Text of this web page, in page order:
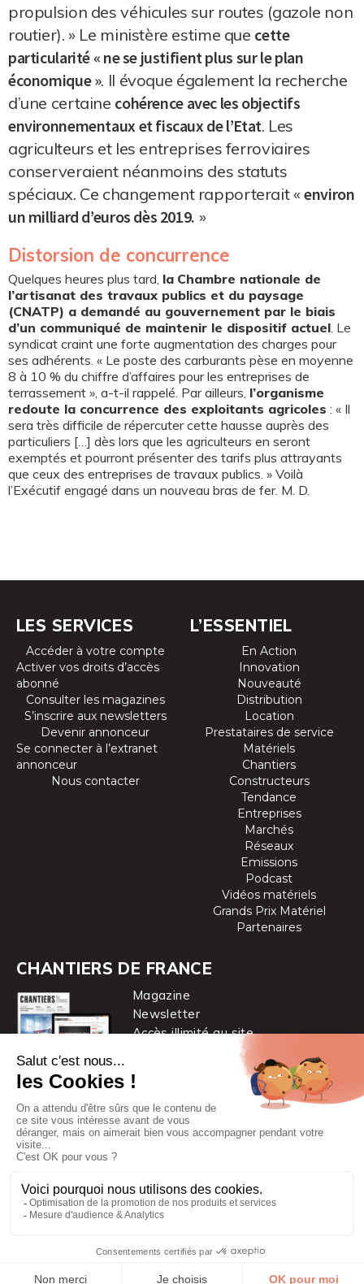
propulsion des véhicules sur routes (gazole non
routier). » Le ministère estime que cette
particularité « ne se justifient plus sur le plan
économique ». Il évoque également la recherche
d’une certaine cohérence avec les objectifs
environnementaux et fiscaux de l’Etat. Les
agriculteurs et les entreprises ferroviaires
conserveraient néanmoins des statuts
spéciaux. Ce changement rapporterait «environ
un milliard d’euros dès 2019. »
Distorsion de concurrence
Quelques heures plus tard, la Chambre nationale de
l’artisanat des travaux publics et du paysage
(CNATP) a demandé au gouvernement par le biais
d’un communiqué de maintenir le dispositif actuel. Le
syndicat craint une forte augmentation des charges pour
ses adhérents. « Le poste des carburants pèse en moyenne
8 à 10 % du chiffre d’affaires pour les entreprises de
terrassement », a-t-il rappelé. Par ailleurs, l’organisme
redoute la concurrence des exploitants agricoles : « Il
sera très difficile de répercuter cette hausse auprès des
particuliers […] dès lors que les agriculteurs en seront
exemptés et pourront présenter des tarifs plus attrayants
que ceux des entreprises de travaux publics. » Voilà
l’Exécutif engagé dans un nouveau bras de fer. M. D.
LES SERVICES
Accéder à votre compte
Activer vos droits d’accès
abonné
Consulter les magazines
S’inscrire aux newsletters
Devenir annonceur
Se connecter à l’extranet
annonceur
Nous contacter
L’ESSENTIEL
En Action
Innovation
Nouveauté
Distribution
Location
Prestataires de service
Matériels
Chantiers
Constructeurs
Tendance
Entreprises
Marchés
Réseaux
Emissions
Podcast
Vidéos matériels
Grands Prix Matériel
Partenaires
CHANTIERS DE FRANCE
Magazine
Newsletter
Accès illimité au site
Chantiers de France est une marque
| Mentions légales
Protection des données personnelles
Cookies